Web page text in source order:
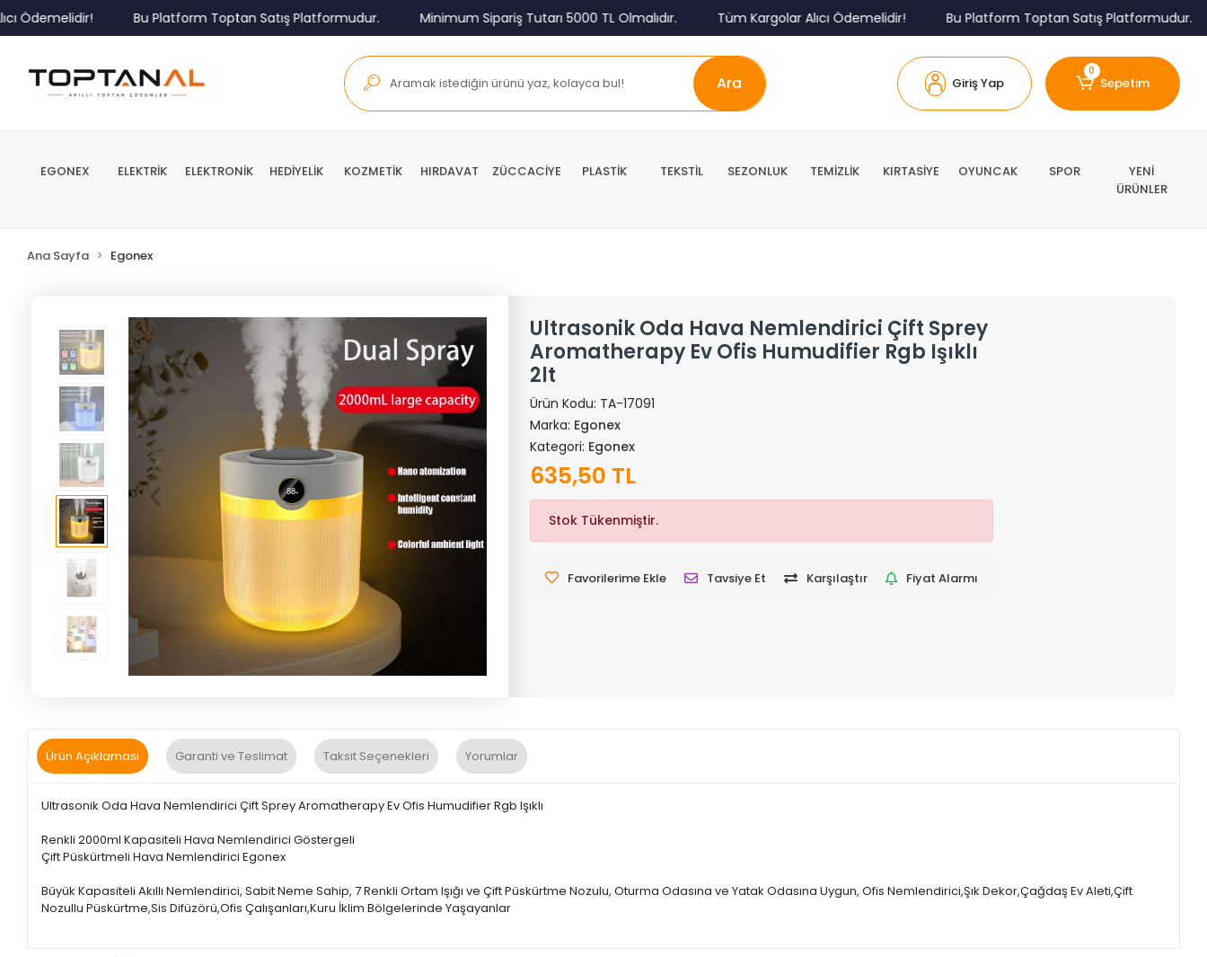
Bu Platform Toptan Satış Platformudur. Minimum Sipariş Tutarı 5000 TL Olmalıdır. Tüm Kargolar Alıcı Ödemelidir! Bu Platform Toptan Satış Platformudur.
Ara Giriş Yap
0
Sepetim
EGONEX ELEKTRİK ELEKTRONİK HEDİYELİK KOZMETİK HIRDAVAT ZÜCCACİYE PLASTİK TEKSTİL SEZONLUK TEMİZLİK KIRTASİYE OYUNCAK SPOR
YENİ
ÜRÜNLER
Ana Sayfa Egonex
Ultrasonik Oda Hava Nemlendirici Çift Sprey
Aromatherapy Ev Ofis Humudifier Rgb Işıklı
2lt
Ürün Kodu: TA-17091
Marka: Egonex
Kategori: Egonex
635,50 TL
Stok Tükenmiştir.
Favorilerime Ekle Tavsiye Et Karşılaştır Fiyat Alarmı
Ürün Açıklaması Garanti ve Teslimat Taksit Seçenekleri Yorumlar
Ultrasonik Oda Hava Nemlendirici Çift Sprey Aromatherapy Ev Ofis Humudifier Rgb Işıklı
Renkli 2000ml Kapasiteli Hava Nemlendirici Göstergeli
Çift Püskürtmeli Hava Nemlendirici Egonex
Büyük Kapasiteli Akıllı Nemlendirici, Sabit Neme Sahip, 7 Renkli Ortam Işığı ve Çift Püskürtme Nozulu, Oturma Odasına ve Yatak Odasına Uygun, Ofis Nemlendirici,Şık Dekor,Çağdaş Ev Aleti,Çift
Nozullu Püskürtme,Sis Difüzörü,Ofis Çalışanları,Kuru İklim Bölgelerinde Yaşayanlar